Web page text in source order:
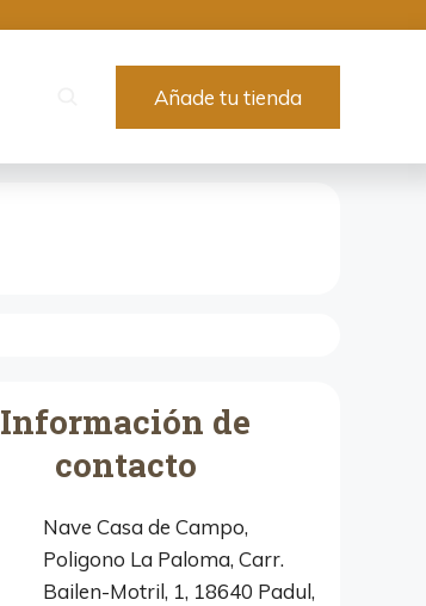
Añade tu tienda
Información de
contacto
Nave Casa de Campo,
Poligono La Paloma, Carr.
Bailen-Motril, 1, 18640 Padul,